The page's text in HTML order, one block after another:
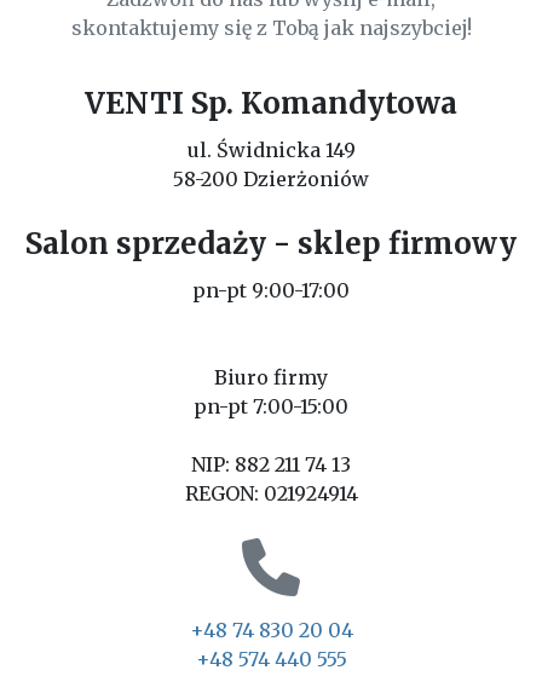
skontaktujemy się z Tobą jak najszybciej!
VENTI Sp. Komandytowa
ul. Świdnicka 149
58-200 Dzierżoniów
Salon sprzedaży - sklep firmowy
pn-pt 9:00-17:00
Biuro firmy
pn-pt 7:00-15:00
NIP: 882 211 74 13
REGON: 021924914
+48 74 830 20 04
+48 574 440 555